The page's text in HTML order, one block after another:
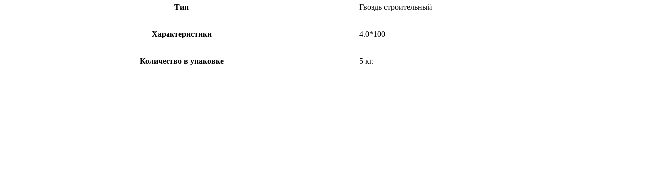
Тип Гвоздь строительный
Характеристики 4.0*100
Количество в упаковке 5 кг.